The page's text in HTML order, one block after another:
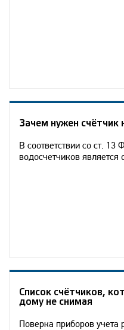
Зачем нужен счётчик
В соответствии со ст.
водосчетчиков является
Список счётчиков,
дому не снимая
Поверка приборов